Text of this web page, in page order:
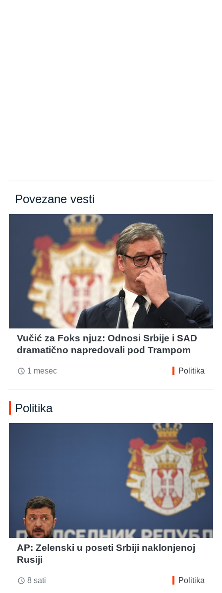
Povezane vesti
Vučić za Foks njuz: Odnosi Srbije i SAD
dramatično napredovali pod Trampom
access_time 1 mesec Politika
Politika
AP: Zelenski u poseti Srbiji naklonjenoj
Rusiji
access_time 8 sati Politika